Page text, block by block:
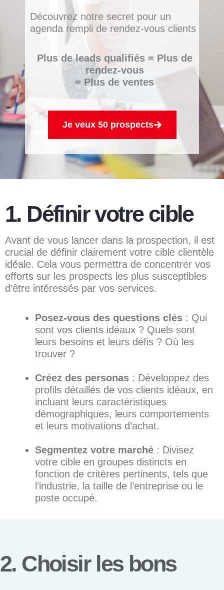
Découvrez notre secret pour un
agenda rempli de rendez-vous clients
Plus de leads qualifiés = Plus de
rendez-vous
= Plus de ventes
Je veux 50 prospects
1. Définir votre cible
Avant de vous lancer dans la prospection, il est
crucial de définir clairement votre cible clientèle
idéale. Cela vous permettra de concentrer vos
efforts sur les prospects les plus susceptibles
d’être intéressés par vos services.
Posez-vous des questions clés : Qui
sont vos clients idéaux ? Quels sont
leurs besoins et leurs défis ? Où les
trouver ?
Créez des personas : Développez des
profils détaillés de vos clients idéaux, en
incluant leurs caractéristiques
démographiques, leurs comportements
et leurs motivations d’achat.
Segmentez votre marché : Divisez
votre cible en groupes distincts en
fonction de critères pertinents, tels que
l’industrie, la taille de l’entreprise ou le
poste occupé.
2. Choisir les bons